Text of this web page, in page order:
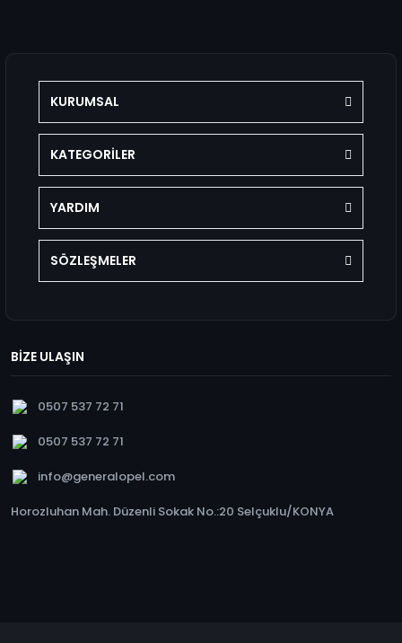
KURUMSAL
KATEGORİLER
YARDIM
SÖZLEŞMELER
BİZE ULAŞIN
0507 537 72 71
0507 537 72 71
info@generalopel.com
Horozluhan Mah. Düzenli Sokak No.:20 Selçuklu/KONYA